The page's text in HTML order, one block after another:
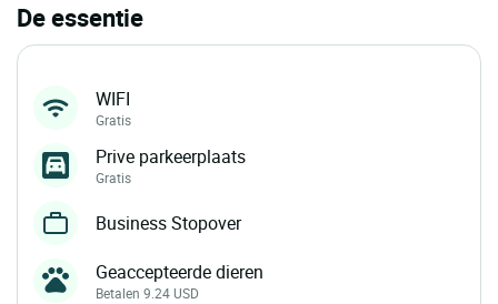
De essentie
WIFI
Gratis
Prive parkeerplaats
Gratis
Business Stopover
Geaccepteerde dieren
Betalen 9.24 USD